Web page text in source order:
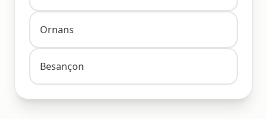
Ornans
Besançon